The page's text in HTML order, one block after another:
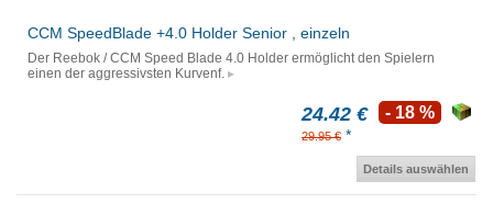
CCM SpeedBlade +4.0 Holder Senior , einzeln
Der Reebok / CCM Speed Blade 4.0 Holder ermöglicht den Spielern
einen der aggressivsten Kurvenf.
24.42 €
29.95 € *
- 18 %
Details auswählen